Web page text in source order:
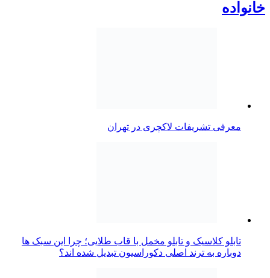
خانواده
معرفی تشریفات لاکچری در تهران
تابلو کلاسیک و تابلو مخمل با قاب طلایی؛ چرا این سبک ها
دوباره به ترند اصلی دکوراسیون تبدیل شده اند؟